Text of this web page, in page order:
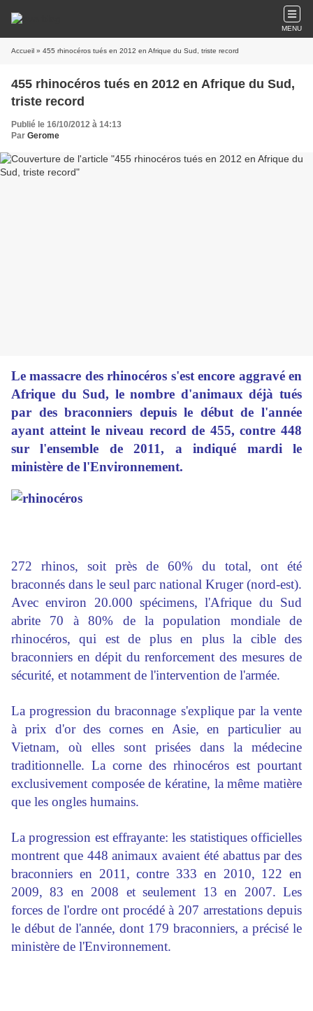
MENU
Accueil » 455 rhinocéros tués en 2012 en Afrique du Sud, triste record
455 rhinocéros tués en 2012 en Afrique du Sud,
triste record
Publié le 16/10/2012 à 14:13
Par Gerome
Le massacre des rhinocéros s'est encore aggravé en
Afrique du Sud, le nombre d'animaux déjà tués
par des braconniers depuis le début de l'année
ayant atteint le niveau record de 455, contre 448
sur l'ensemble de 2011, a indiqué mardi le
ministère de l'Environnement.
272 rhinos, soit près de 60% du total, ont été
braconnés dans le seul parc national Kruger (nord-est).
Avec environ 20.000 spécimens, l'Afrique du Sud
abrite 70 à 80% de la population mondiale de
rhinocéros, qui est de plus en plus la cible des
braconniers en dépit du renforcement des mesures de
sécurité, et notamment de l'intervention de l'armée.
La progression du braconnage s'explique par la vente
à prix d'or des cornes en Asie, en particulier au
Vietnam, où elles sont prisées dans la médecine
traditionnelle. La corne des rhinocéros est pourtant
exclusivement composée de kératine, la même matière
que les ongles humains.
La progression est effrayante: les statistiques officielles
montrent que 448 animaux avaient été abattus par des
braconniers en 2011, contre 333 en 2010, 122 en
2009, 83 en 2008 et seulement 13 en 2007. Les
forces de l'ordre ont procédé à 207 arrestations depuis
le début de l'année, dont 179 braconniers, a précisé le
ministère de l'Environnement.